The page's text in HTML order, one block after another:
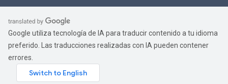
Google utiliza tecnología de IA para traducir contenido a tu idioma
preferido. Las traducciones realizadas con IA pueden contener
errores.